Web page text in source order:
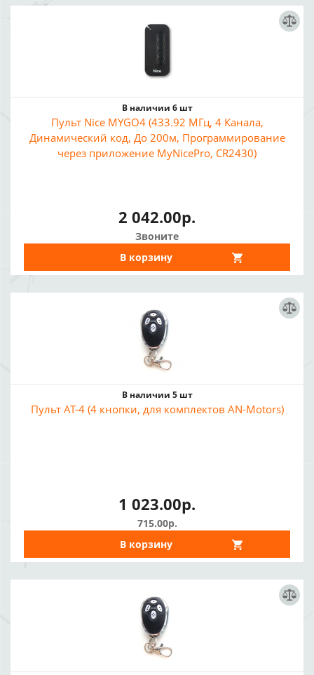
В наличии 6 шт
Пульт Nice MYGO4 (433.92 МГц, 4 Канала,
Динамический код, До 200м, Программирование
через приложение MyNicePro, CR2430)
2 042.00р.
Звоните
В корзину
В наличии 5 шт
Пульт AT-4 (4 кнопки, для комплектов AN-Motors)
1 023.00р.
715.00р.
В корзину